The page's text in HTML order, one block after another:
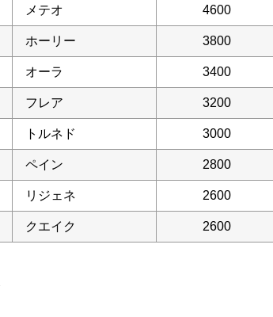
メテオ 4600
ホーリー 3800
オーラ 3400
フレア 3200
トルネド 3000
ペイン 2800
リジェネ 2600
クエイク 2600